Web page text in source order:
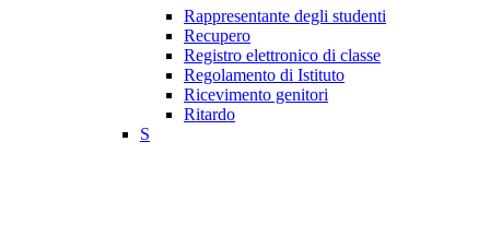
Rappresentante degli studenti
Recupero
Registro elettronico di classe
Regolamento di Istituto
Ricevimento genitori
Ritardo
S